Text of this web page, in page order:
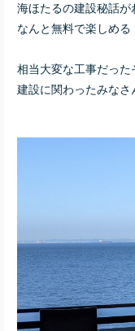
海ほたるの建設秘話
なんと無料で楽しめる
相当大変な工事だった
建設に関わったみなさ